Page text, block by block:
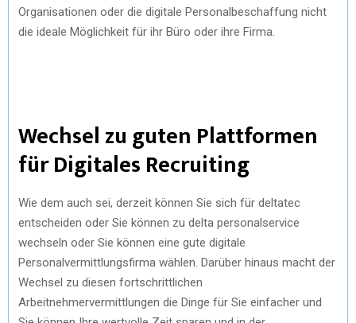
Organisationen oder die digitale Personalbeschaffung nicht
die ideale Möglichkeit für ihr Büro oder ihre Firma.
Wechsel zu guten Plattformen
für Digitales Recruiting
Wie dem auch sei, derzeit können Sie sich für deltatec
entscheiden oder Sie können zu delta personalservice
wechseln oder Sie können eine gute digitale
Personalvermittlungsfirma wählen. Darüber hinaus macht der
Wechsel zu diesen fortschrittlichen
Arbeitnehmervermittlungen die Dinge für Sie einfacher und